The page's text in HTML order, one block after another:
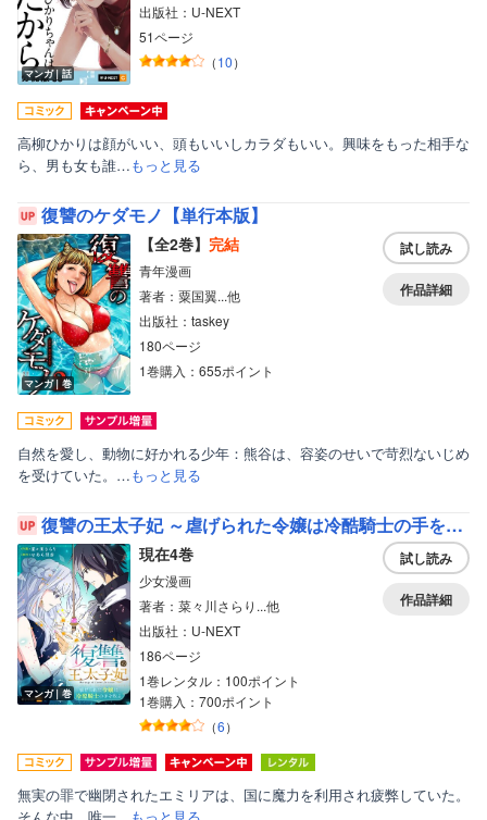
マンガ｜話
出版社：U-NEXT
51ページ
（10）
高柳ひかりは顔がいい、頭もいいしカラダもいい。興味をもった相手な
ら、男も女も誰…もっと見る
復讐のケダモノ【単行本版】
マンガ｜巻
【全2巻】 完結
青年漫画
著者：粟国翼...他
出版社：taskey
180ページ
1巻購入：655ポイント
試し読み
作品詳細
自然を愛し、動物に好かれる少年：熊谷は、容姿のせいで苛烈ないじめ
を受けていた。…もっと見る
復讐の王太子妃 ～虐げられた令嬢は冷酷騎士の手を取る～
マンガ｜巻
現在4巻
少女漫画
著者：菜々川さらり...他
出版社：U-NEXT
186ページ
1巻レンタル：100ポイント
1巻購入：700ポイント
（6）
試し読み
作品詳細
無実の罪で幽閉されたエミリアは、国に魔力を利用され疲弊していた。